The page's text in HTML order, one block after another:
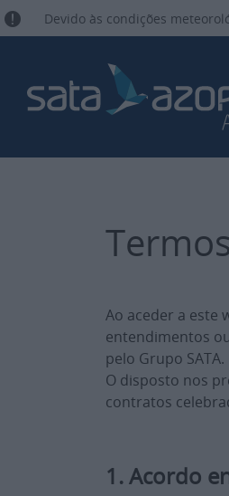
Devido às condições
Ao aceder a este
entendimentos
pelo Grupo
O disposto nos
contratos
1. Acordo